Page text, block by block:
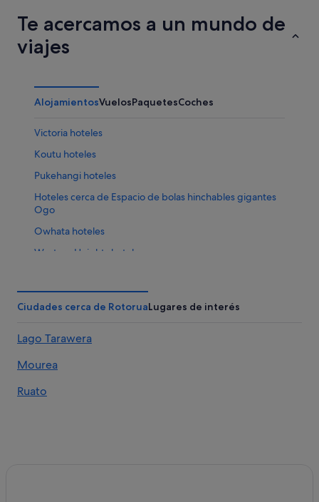
Te acercamos a un mundo de
viajes
AlojamientosVuelosPaquetesCoches
Victoria hoteles
Koutu hoteles
Pukehangi hoteles
Hoteles cerca de Espacio de bolas hinchables gigantes
Ogo
Owhata hoteles
Western Heights hoteles
Rotorua hoteles
Ciudades cerca de RotoruaLugares de interés
Lago Tarawera
Mourea
Ruato